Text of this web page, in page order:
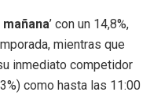
’ con un 14,8%,
mientras que
inmediato competidor
como hasta las 11:00